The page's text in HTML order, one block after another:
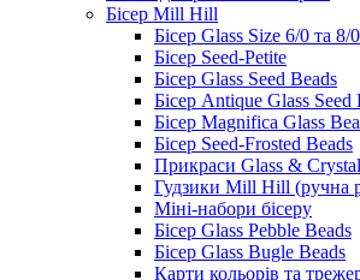
Бісер Mill Hill
Бісер Glass Size 6/0 та 8/0
Бісер Seed-Petite
Бісер Glass Seed Beads
Бісер Antique Glass Seed
Бісер Magnifica Glass
Бісер Seed-Frosted Beads
Прикраси Glass &
Гудзики Mill Hill (ручна
Міні-набори бісеру
Бісер Glass Pebble Beads
Бісер Glass Bugle Beads
Карти кольорів та